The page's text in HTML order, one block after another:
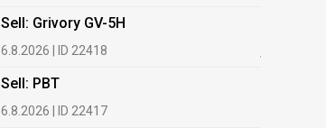
Sell: Grivory GV-5H
6.8.2026 | ID 22418
Sell: PBT
6.8.2026 | ID 22417